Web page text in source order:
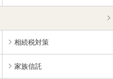
相続税対策
家族信託